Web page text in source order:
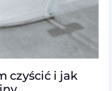
czyścić i jak